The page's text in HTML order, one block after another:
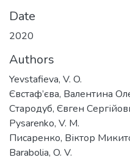
Date
2020
Authors
Yevstafieva, V. O.
Євстаф’єва, Валентина
Стародуб, Євген
Pysarenko, V. M.
Писаренко, Віктор
Barabolia, O. V.